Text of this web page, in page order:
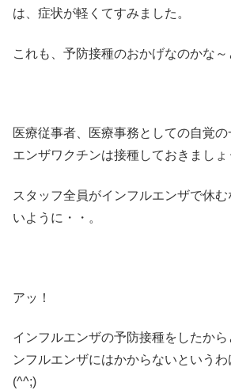
は、症状が軽くてすみました。
これも、予防接種のおかげなのかな～
医療従事者、医療事務としての自覚
エンザワクチンは接種しておきましょ
スタッフ全員がインフルエンザで休
いように・・。
アッ！
インフルエンザの予防接種をしたか
ンフルエンザにはかからないという
(^^;)